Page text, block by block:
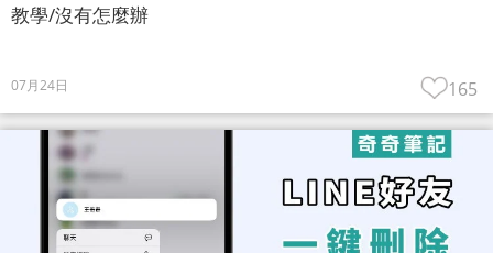
教學/沒有怎麼辦
07月24日 165